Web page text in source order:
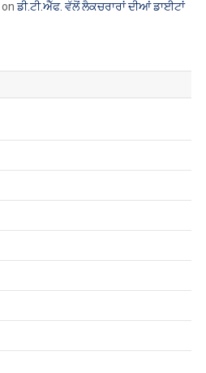
onਡੀ.ਟੀ.ਐੱਫ. ਵੱਲੋਂ ਲੈਕਚਰਾਰਾਂ ਦੀਆਂ ਡਾਈਟਾਂ